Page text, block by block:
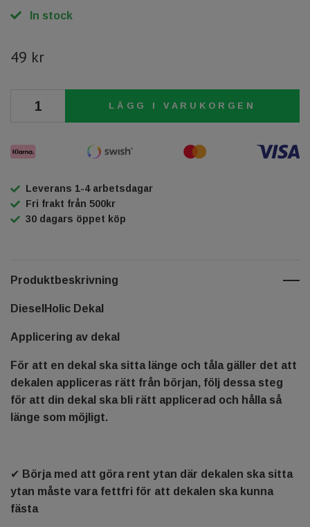
In stock
49 kr
LÄGG I VARUKORGEN
Leverans 1-4 arbetsdagar
Fri frakt från 500kr
30 dagars öppet köp
Produktbeskrivning
DieselHolic Dekal
Applicering av dekal
För att en dekal ska sitta länge och tåla gäller det att
dekalen appliceras rätt från början, följ dessa steg
för att din dekal ska bli rätt applicerad och hålla så
länge som möjligt.
✔ Börja med att göra rent ytan där dekalen ska sitta
ytan måste vara fettfri för att dekalen ska kunna
fästa